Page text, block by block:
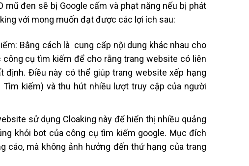
mũ đen sẽ bị Google cấm và phạt nặng nếu bị phát
với mong muốn đạt được các lợi ích sau:
Bằng cách là cung cấp nội dung khác nhau cho
cụ tìm kiếm để cho rằng trang website có liên
định. Điều này có thể giúp trang website xếp hạng
Tìm kiếm) và thu hút nhiều lượt truy cập của người
sử dụng Cloaking này để hiển thị nhiều quảng
khỏi bot của công cụ tìm kiếm google. Mục đích
cáo, mà không ảnh hưởng đến thứ hạng của trang